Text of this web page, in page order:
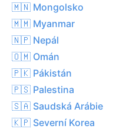
🇲🇳 Mongolsko
🇲🇲 Myanmar
🇳🇵 Nepál
🇴🇲 Omán
🇵🇰 Pákistán
🇵🇸 Palestina
🇸🇦 Saudská Arábie
🇰🇵 Severní Korea